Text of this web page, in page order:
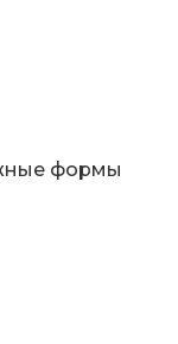
формы